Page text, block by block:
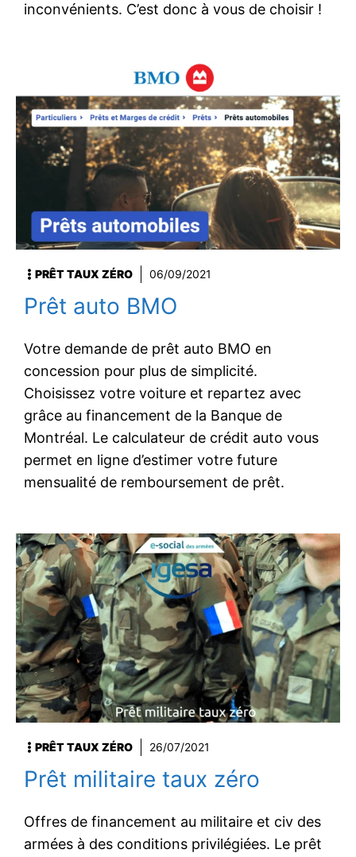
inconvénients. C’est donc à vous de choisir !
PRÊT TAUX ZÉRO 06/09/2021
Prêt auto BMO
Votre demande de prêt auto BMO en
concession pour plus de simplicité.
Choisissez votre voiture et repartez avec
grâce au financement de la Banque de
Montréal. Le calculateur de crédit auto vous
permet en ligne d’estimer votre future
mensualité de remboursement de prêt.
PRÊT TAUX ZÉRO 26/07/2021
Prêt militaire taux zéro
Offres de financement au militaire et civ des
armées à des conditions privilégiées. Le prêt